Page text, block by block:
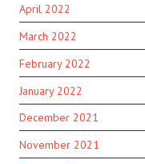
April 2022
March 2022
February 2022
January 2022
December 2021
November 2021